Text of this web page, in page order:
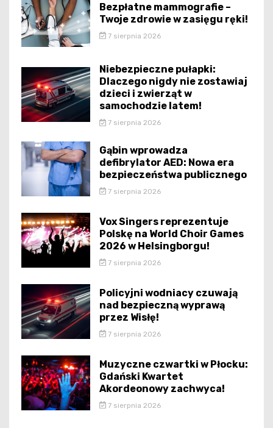
Bezpłatne mammografie –
Twoje zdrowie w zasięgu ręki!
7 sierpnia 2026
Niebezpieczne pułapki:
Dlaczego nigdy nie zostawiaj
dzieci i zwierząt w
samochodzie latem!
7 sierpnia 2026
Gąbin wprowadza
defibrylator AED: Nowa era
bezpieczeństwa publicznego
7 sierpnia 2026
Vox Singers reprezentuje
Polskę na World Choir Games
2026 w Helsingborgu!
7 sierpnia 2026
Policyjni wodniacy czuwają
nad bezpieczną wyprawą
przez Wisłę!
7 sierpnia 2026
Muzyczne czwartki w Płocku:
Gdański Kwartet
Akordeonowy zachwyca!
7 sierpnia 2026